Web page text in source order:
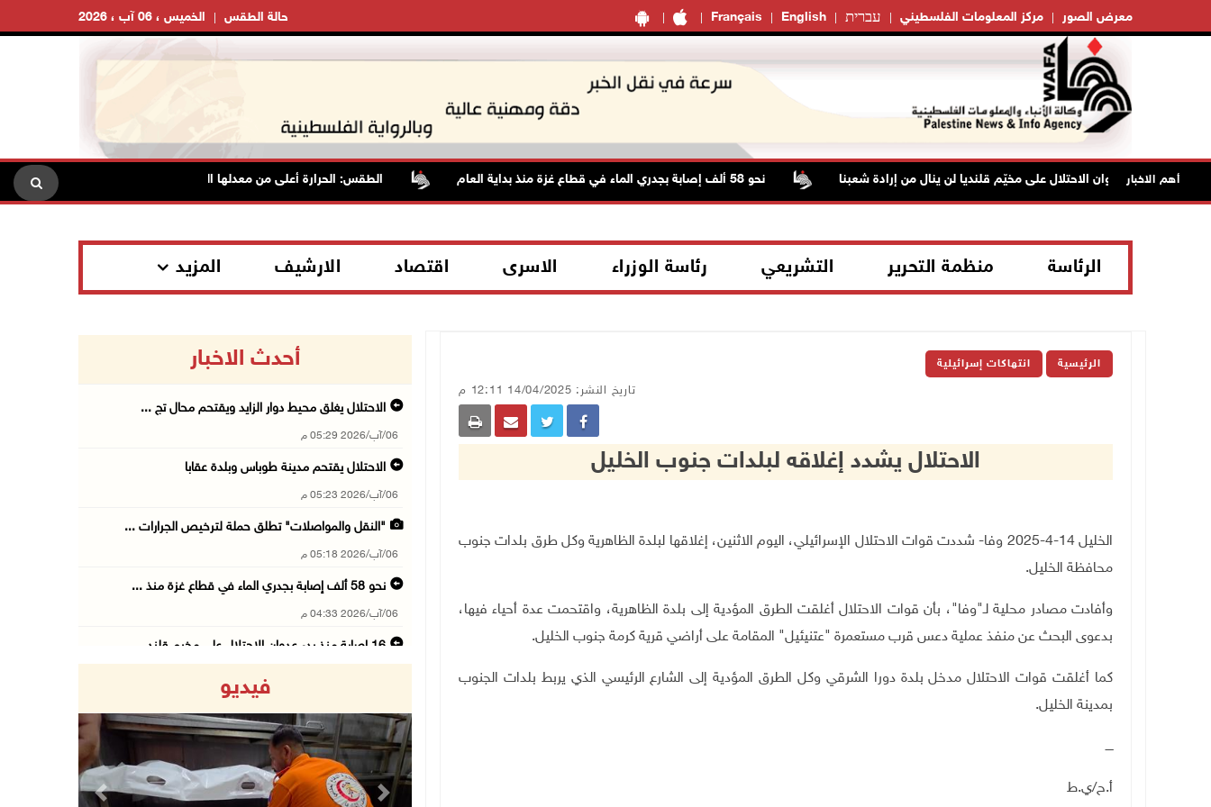
Français English עברית مركز المعلومات الفلسطيني معرض الصور الخميس ، 06 آب ، 2026 حالة الطقس
أهم الاخبار
"فتح": عدوان الاحتلال على مخيّم قلنديا لن ينال من إرادة شعبنا نحو 58 ألف إصابة بجدري الماء في قطاع غزة منذ بداية العام الطقس: الحرارة أعلى من معدلها السنوي العام الاحتلال
الرئاسة منظمة التحرير التشريعي رئاسة الوزراء الاسرى اقتصاد الارشيف المزيد
الرئيسية انتهاكات إسرائيلية
تاريخ النشر: 14/04/2025 12:11 م
الاحتلال يشدد إغلاقه لبلدات جنوب الخليل
الخليل 14-4-2025 وفا- شددت قوات الاحتلال الإسرائيلي، اليوم الاثنين، إغلاقها لبلدة الظاهرية وكل طرق بلدات جنوب
محافظة الخليل.
وأفادت مصادر محلية لـ"وفا"، بأن قوات الاحتلال أغلقت الطرق المؤدية إلى بلدة الظاهرية، واقتحمت عدة أحياء فيها،
بدعوى البحث عن منفذ عملية دعس قرب مستعمرة "عتنيئيل" المقامة على أراضي قرية كرمة جنوب الخليل.
كما أغلقت قوات الاحتلال مدخل بلدة دورا الشرقي وكل الطرق المؤدية إلى الشارع الرئيسي الذي يربط بلدات الجنوب
بمدينة الخليل.
ــــ
أ.ح/ي.ط
أحدث الاخبار
الاحتلال يغلق محيط دوار الزايد ويقتحم محال تج ...
06/آب/2026 05:29 م
الاحتلال يقتحم مدينة طوباس وبلدة عقابا
06/آب/2026 05:23 م
"النقل والمواصلات" تطلق حملة لترخيص الجرارات ...
06/آب/2026 05:18 م
نحو 58 ألف إصابة بجدري الماء في قطاع غزة منذ ...
06/آب/2026 04:33 م
16 إصابة منذ بدء عدوان الاحتلال على مخيم قلند ...
06/آب/2026 03:06 م
الخليلي تبحث مع النائب العام تعزيز الشراكة في ...
06/آب/2026 02:41 م
فيديو
Previous Next